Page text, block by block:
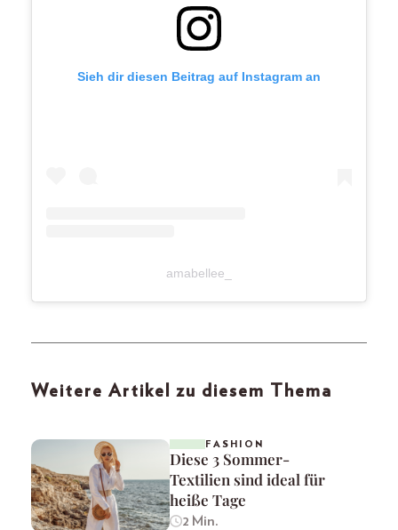
Sieh dir diesen Beitrag auf Instagram an
amabellee_
Weitere Artikel zu diesem Thema
FASHION
Diese 3 Sommer-
Textilien sind ideal für
heiße Tage
2 Min.